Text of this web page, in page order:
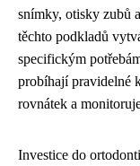
snímky, otisky zubů
těchto podkladů
specifickým
probíhají pravidelné
rovnátek a
Investice do